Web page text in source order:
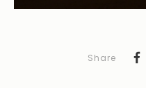
Share